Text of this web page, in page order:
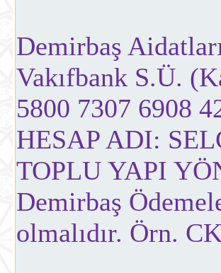
Demirbaş
Vakıfbank S.Ü.
5800 7307 6908
HESAP ADI:
TOPLU YAPI
Demirbaş
olmalıdır. Örn.